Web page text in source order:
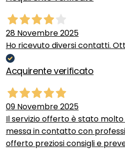
28 Novembre 2025
Ho ricevuto diversi contatti.
Acquirente verificato
09 Novembre 2025
Il servizio offerto è stato
messa in contatto con
offerto preziosi consigli e